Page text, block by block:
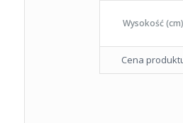
Wysokość (cm)
Cena